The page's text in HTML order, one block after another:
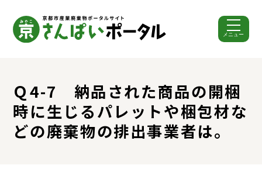
メニュー
Ｑ4-7 納品された商品の開梱
時に生じるパレットや梱包材な
どの廃棄物の排出事業者は。